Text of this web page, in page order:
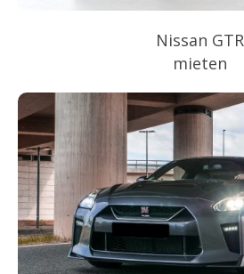
Nissan GTR
mieten